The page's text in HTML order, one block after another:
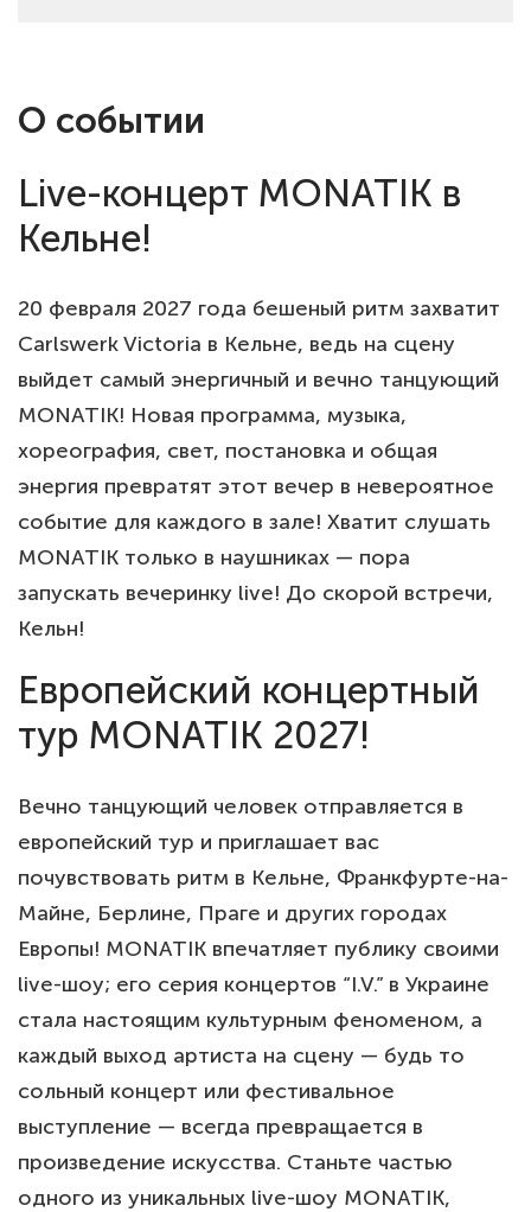
О событии
Live-концерт MONATIK в
Кельне!
20 февраля 2027 года бешеный ритм захватит
Carlswerk Victoria в Кельне, ведь на сцену
выйдет самый энергичный и вечно танцующий
MONATIK! Новая программа, музыка,
хореография, свет, постановка и общая
энергия превратят этот вечер в невероятное
событие для каждого в зале! Хватит слушать
MONATIK только в наушниках — пора
запускать вечеринку live! До скорой встречи,
Кельн!
Европейский концертный
тур MONATIK 2027!
Вечно танцующий человек отправляется в
европейский тур и приглашает вас
почувствовать ритм в Кельне, Франкфурте-на-
Майне, Берлине, Праге и других городах
Европы! MONATIK впечатляет публику своими
live-шоу; его серия концертов “I.V.” в Украине
стала настоящим культурным феноменом, а
каждый выход артиста на сцену — будь то
сольный концерт или фестивальное
выступление — всегда превращается в
произведение искусства. Станьте частью
одного из уникальных live-шоу MONATIK,